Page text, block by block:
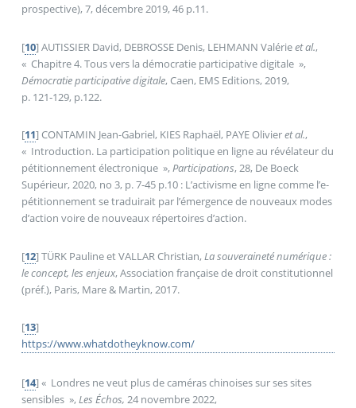
prospective), 7, décembre 2019, 46 p.11.
[10]AUTISSIER David, DEBROSSE Denis, LEHMANN Valérieet al.,
« Chapitre 4. Tous vers la démocratie participative digitale »,
Démocratie participative digitale, Caen, EMS Editions, 2019,
p. 121‑129, p.122.
[11] CONTAMIN Jean-Gabriel, KIES Raphaël, PAYE Olivieret al.,
« Introduction. La participation politique en ligne au révélateur du
pétitionnement électronique », Participations, 28, De Boeck
Supérieur, 2020, no 3, p. 7‑45 p.10 : L’activisme en ligne comme l’e-
pétitionnement se traduirait par l’émergence de nouveaux modes
d’action voire de nouveaux répertoires d’action.
[12]TÜRK Pauline et VALLAR Christian, La souveraineté numérique :
le concept, les enjeux, Association française de droit constitutionnel
(préf.), Paris, Mare & Martin, 2017.
[13]
https://www.whatdotheyknow.com/
[14]« Londres ne veut plus de caméras chinoises sur ses sites
sensibles », Les Échos, 24 novembre 2022,